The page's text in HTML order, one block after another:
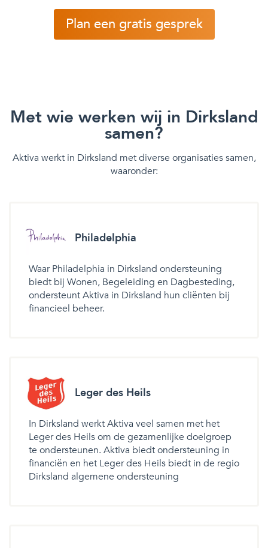
Plan een gratis gesprek
Met wie werken wij in Dirksland
samen?
Aktiva werkt in Dirksland met diverse organisaties samen,
waaronder:
Philadelphia
Waar Philadelphia in Dirksland ondersteuning
biedt bij Wonen, Begeleiding en Dagbesteding,
ondersteunt Aktiva in Dirksland hun cliënten bij
financieel beheer.
Leger des Heils
In Dirksland werkt Aktiva veel samen met het
Leger des Heils om de gezamenlijke doelgroep
te ondersteunen. Aktiva biedt ondersteuning in
financiën en het Leger des Heils biedt in de regio
Dirksland algemene ondersteuning